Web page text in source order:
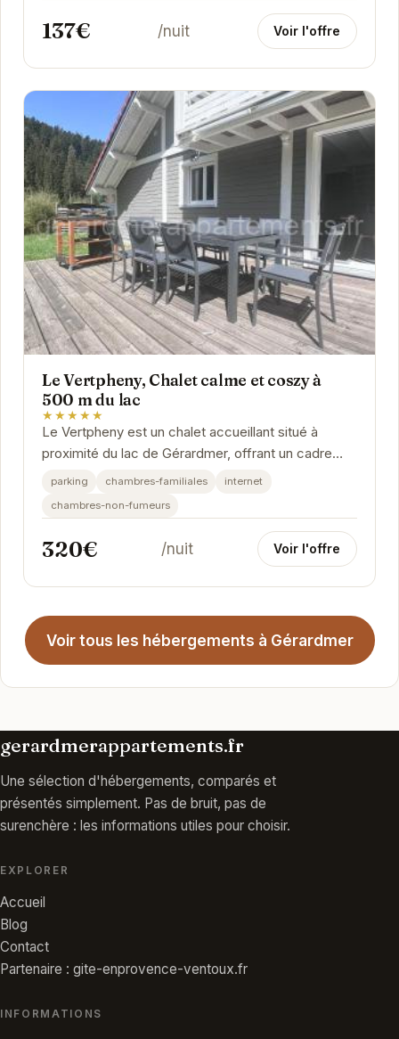
137€ /nuit Voir l'offre
Le Vertpheny, Chalet calme et coszy à
500 m du lac
★★★★★
Le Vertpheny est un chalet accueillant situé à
proximité du lac de Gérardmer, offrant un cadre
idéal pour des vacances reposantes en famille ou...
parking chambres-familiales
internet
chambres-non-fumeurs
320€ /nuit Voir l'offre
Voir tous les hébergements à Gérardmer
gerardmerappartements.fr
Une sélection d'hébergements, comparés et
présentés simplement. Pas de bruit, pas de
surenchère : les informations utiles pour choisir.
EXPLORER
Accueil
Blog
Contact
Partenaire : gite-enprovence-ventoux.fr
INFORMATIONS